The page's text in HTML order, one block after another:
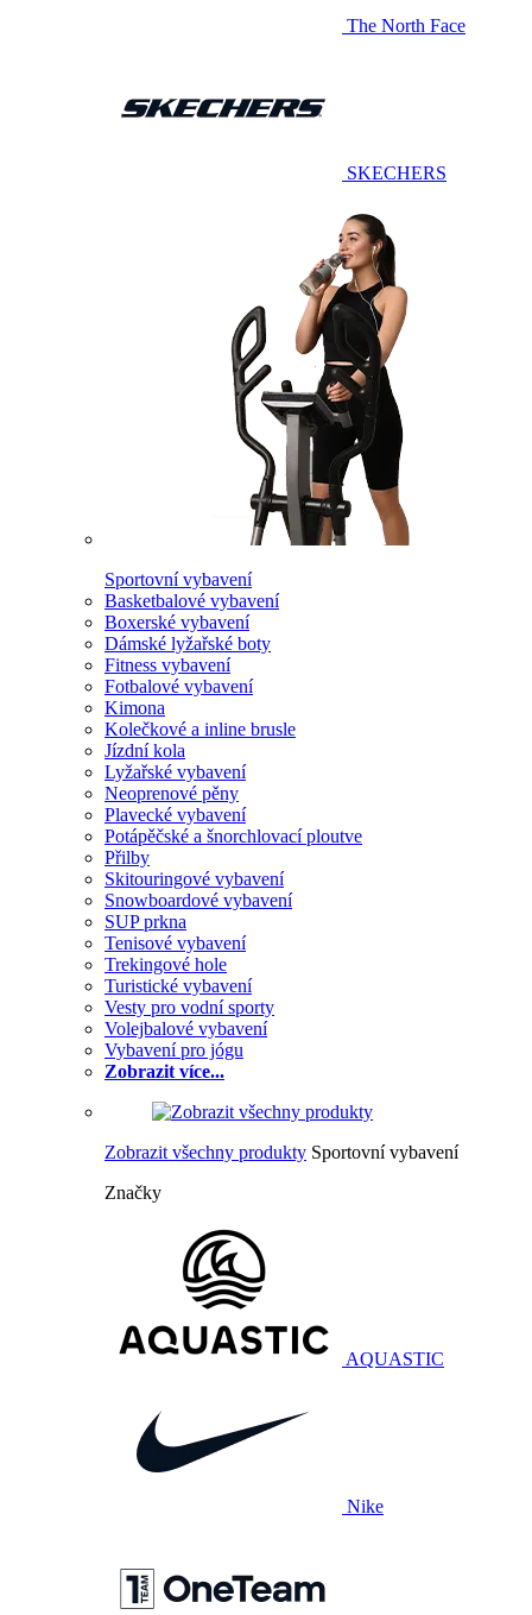
The North Face
SKECHERS
Sportovní vybavení
Basketbalové vybavení
Boxerské vybavení
Dámské lyžařské boty
Fitness vybavení
Fotbalové vybavení
Kimona
Kolečkové a inline brusle
Jízdní kola
Lyžařské vybavení
Neoprenové pěny
Plavecké vybavení
Potápěčské a šnorchlovací ploutve
Přilby
Skitouringové vybavení
Snowboardové vybavení
SUP prkna
Tenisové vybavení
Trekingové hole
Turistické vybavení
Vesty pro vodní sporty
Volejbalové vybavení
Vybavení pro jógu
Zobrazit více...
Zobrazit všechny produkty Sportovní vybavení
Značky
AQUASTIC
Nike